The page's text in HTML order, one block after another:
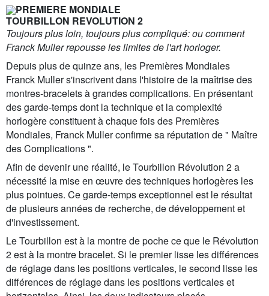
PREMIERE MONDIALE
TOURBILLON REVOLUTION 2
Toujours plus loin, toujours plus compliqué: ou comment
Franck Muller repousse les limites de l'art horloger.
Depuis plus de quinze ans, les Premières Mondiales
Franck Muller s'inscrivent dans l'histoire de la maîtrise des
montres-bracelets à grandes complications. En présentant
des garde-temps dont la technique et la complexité
horlogère constituent à chaque fois des Premières
Mondiales, Franck Muller confirme sa réputation de " Maître
des Complications ".
Afin de devenir une réalité, le Tourbillon Révolution 2 a
nécessité la mise en œuvre des techniques horlogères les
plus pointues. Ce garde-temps exceptionnel est le résultat
de plusieurs années de recherche, de développement et
d'investissement.
Le Tourbillon est à la montre de poche ce que le Révolution
2 est à la montre bracelet. Si le premier lisse les différences
de réglage dans les positions verticales, le second lisse les
différences de réglage dans les positions verticales et